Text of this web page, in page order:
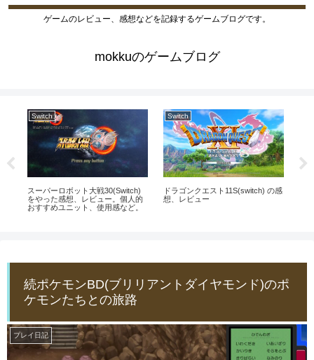
ゲームのレビュー、感想などを記録するゲームブログです。
mokkuのゲームブログ
Switch
スーパーロボット大戦30(Switch)
をやった感想、レビュー。個人的
おすすめユニット、使用感など。
Switch
ドラゴンクエスト11S(switch) の感
想、レビュー
続ポケモンBD(ブリリアントダイヤモンド)のポ
ケモンたちとの旅路
プレイ日記